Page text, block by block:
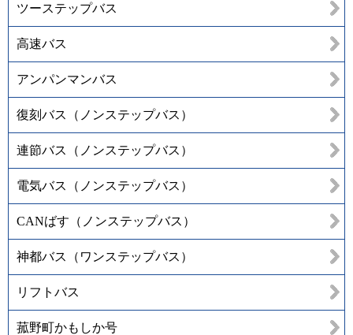
ツーステップバス
高速バス
アンパンマンバス
復刻バス（ノンステップバス）
連節バス（ノンステップバス）
電気バス（ノンステップバス）
CANばす（ノンステップバス）
神都バス（ワンステップバス）
リフトバス
菰野町かもしか号